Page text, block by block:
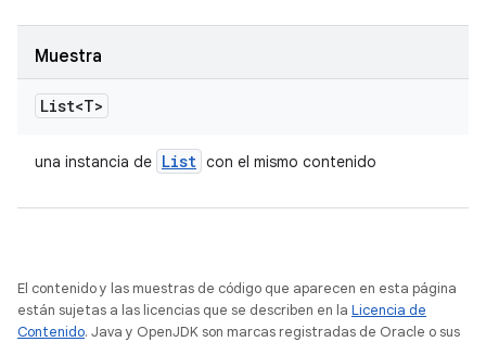
Muestra
List<T>
una instancia de List con el mismo contenido
El contenido y las muestras de código que aparecen en esta página
están sujetas a las licencias que se describen en la Licencia de
Contenido. Java y OpenJDK son marcas registradas de Oracle o sus